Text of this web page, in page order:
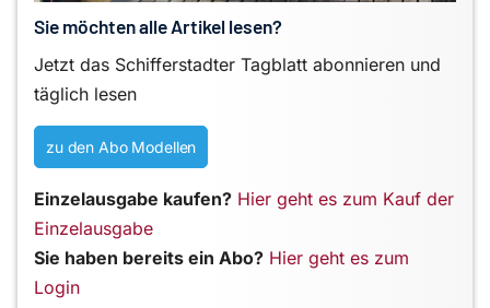
Sie möchten alle Artikel lesen?
Jetzt das Schifferstadter Tagblatt abonnieren und
täglich lesen
zu den Abo Modellen
Einzelausgabe kaufen? Hier geht es zum Kauf der
Einzelausgabe
Sie haben bereits ein Abo? Hier geht es zum
Login